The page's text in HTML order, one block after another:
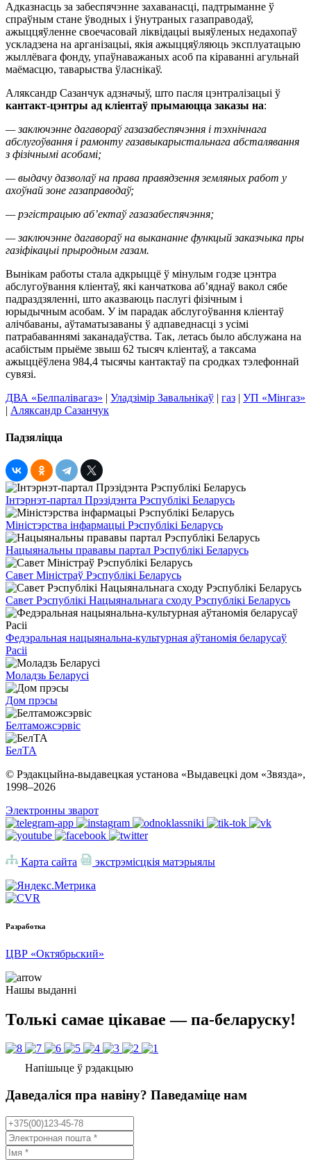
Адказнасць за забеспячэнне захаванасці, падтрыманне ў
спраўным стане ўводных і ўнутраных газаправодаў,
ажыццяўленне своечасовай ліквідацыі выяўленых недахопаў
ускладзена на арганізацыі, якія ажыццяўляюць эксплуатацыю
жыллёвага фонду, упаўнаважаных асоб па кіраванні агульнай
маёмасцю, таварыства ўласнікаў.
Аляксандр Сазанчук адзначыў, што пасля цэнтралізацыі ў
кантакт-цэнтры ад кліентаў прымаюцца заказы на:
— заключэнне дагавораў газазабеспячэння і тэхнічнага
абслугоўвання і рамонту газавыкарыстальнага абсталявання
з фізічнымі асобамі;
— выдачу дазволаў на права правядзення земляных работ у
ахоўнай зоне газаправодаў;
— рэгістрацыю аб’ектаў газазабеспячэння;
— заключэнне дагавораў на выкананне функцый заказчыка пры
газіфікацыі прыродным газам.
Вынікам работы стала адкрыццё ў мінулым годзе цэнтра
абслугоўвання кліентаў, які канчаткова аб’яднаў вакол сябе
падраздзяленні, што аказваюць паслугі фізічным і
юрыдычным асобам. У ім парадак абслугоўвання кліентаў
алічбаваны, аўтаматызаваны ў адпаведнасці з усімі
патрабаваннямі заканадаўства. Так, летась было абслужана на
асабістым прыёме звыш 62 тысяч кліентаў, а таксама
ажыццёўлена 984,4 тысячы кантактаў па сродках тэлефоннай
сувязі.
ДВА «Белпалівагаз» | Уладзімір Завальнікаў | газ | УП «Мінгаз»
| Аляксандр Сазанчук
Падзяліцца
Інтэрнэт-партал Прэзідэнта Рэспублікі Беларусь
Міністэрства інфармацыі Рэспублікі Беларусь
Нацыянальны прававы партал Рэспублікі Беларусь
Савет Міністраў Рэспублікі Беларусь
Савет Рэспублікі Нацыянальнага сходу Рэспублікі Беларусь
Федэральная нацыянальна-культурная аўтаномія беларусаў
Расіі
Моладзь Беларусі
Дом прэсы
Белтаможсэрвіс
БелТА
© Рэдакцыйна-выдавецкая установа «Выдавецкі дом «Звязда»,
1998–2026
Электронны зварот
Карта сайта экстрэмісцкія матэрыялы
Разработка
ЦВР «Октябрьский»
Нашы выданні
Толькі самае цікавае — па-беларуску!
Напішыце ў рэдакцыю
Даведаліся пра навіну? Паведаміце нам